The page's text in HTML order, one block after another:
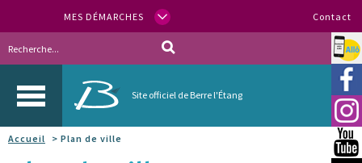
MES DÉMARCHES Contact
Site officiel de Berre l'Étang
Allo
Accueil > Plan de ville